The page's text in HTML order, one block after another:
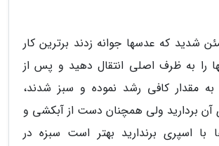
شدید که عدسها جوانه زدند برترین کار
را به ظرف اصلی انتقال دهید و پس از
به مقدار کافی رشد نموده و سبز شدند،
آن بردارید ولی همچنان دست از آبکشی و
با اسپری برندارید بهتر است سبزه در